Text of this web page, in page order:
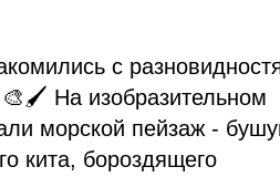
с
На изобразительном
морской пейзаж -
кита, бороздящего